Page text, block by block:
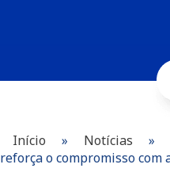
Início » Notícias »
reforça o compromisso com